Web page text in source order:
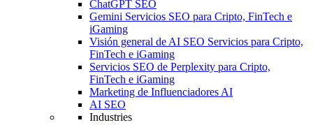
ChatGPT SEO
Gemini Servicios SEO para Cripto, FinTech e
iGaming
Visión general de AI SEO Servicios para Cripto,
FinTech e iGaming
Servicios SEO de Perplexity para Cripto,
FinTech e iGaming
Marketing de Influenciadores AI
AI SEO
Industries